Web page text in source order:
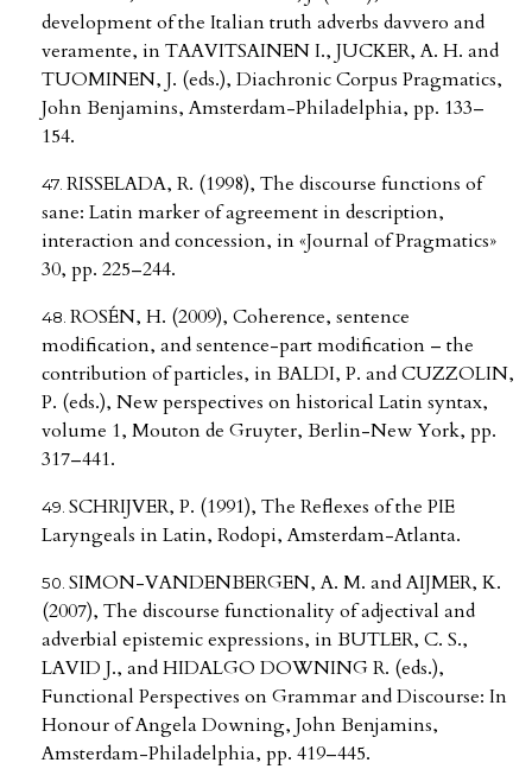
development of the Italian truth adverbs davvero and
veramente, in TAAVITSAINEN I., JUCKER, A. H. and
TUOMINEN, J. (eds.), Diachronic Corpus Pragmatics,
John Benjamins, Amsterdam-Philadelphia, pp. 133–
154.
RISSELADA, R. (1998), The discourse functions of
sane: Latin marker of agreement in description,
interaction and concession, in «Journal of Pragmatics»
30, pp. 225–244.
ROSÉN, H. (2009), Coherence, sentence
modification, and sentence-part modification – the
contribution of particles, in BALDI, P. and CUZZOLIN,
P. (eds.), New perspectives on historical Latin syntax,
volume 1, Mouton de Gruyter, Berlin-New York, pp.
317–441.
SCHRIJVER, P. (1991), The Reflexes of the PIE
Laryngeals in Latin, Rodopi, Amsterdam-Atlanta.
SIMON-VANDENBERGEN, A. M. and AIJMER, K.
(2007), The discourse functionality of adjectival and
adverbial epistemic expressions, in BUTLER, C. S.,
LAVID J., and HIDALGO DOWNING R. (eds.),
Functional Perspectives on Grammar and Discourse: In
Honour of Angela Downing, John Benjamins,
Amsterdam-Philadelphia, pp. 419–445.